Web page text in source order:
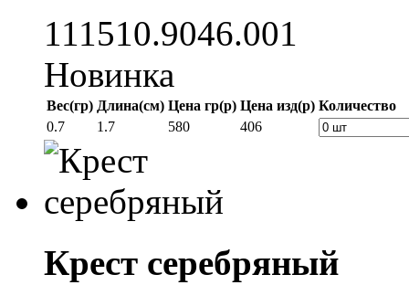
111510.9046.001
Новинка
Вес(гр) Длина(см) Цена гр(р) Цена изд(р) Количество
0.7
1.7 580 406
Крест серебряный